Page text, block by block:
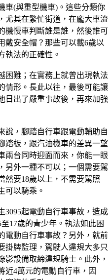
車(與重型機車)。這些分類你
尤其在繁忙街道，在龐大車流
機慢車判斷誰是誰，然後誰可
戴安全帽？那些可以載6歲以
執法的正確性。
困難；在實務上就曾出現執法
情形。長此以往，最後可能讓
日出了嚴重事故後，再來加強
說，腳踏自行車跟電動輔助自
踏板，跟汽油機車的差異一望
兩台同時迎面而來，你能一眼
另外一種不可以；一個需要駕
然要18歲以上，不需要駕照
可以騎乘。
3095起電動自行車事故，造成
17歲的青少年。執法如此困
電動自行車事故？另外，就前
掛牌監理，駕駛人違規大多只
影設備取締違規騎士。此外，
近4萬元的電動自行車，因